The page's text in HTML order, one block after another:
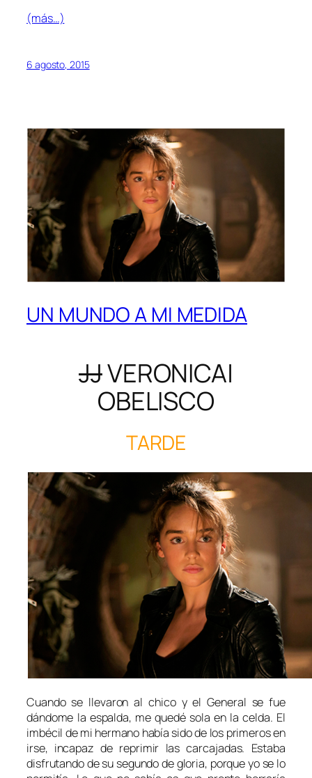
(más…)
6 agosto, 2015
UN MUNDO A MI MEDIDA
JJVERONICA|
OBELISCO
TARDE
Cuando se llevaron al chico y el General se fue
dándome la espalda, me quedé sola en la celda. El
imbécil de mi hermano había sido de los primeros en
irse, incapaz de reprimir las carcajadas. Estaba
disfrutando de su segundo de gloria, porque yo se lo